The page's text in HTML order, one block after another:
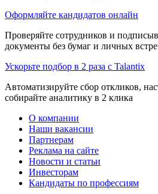
Оформляйте кандидатов онлайн
Проверяйте сотрудников и
документы без бумаг и личных
Ускорьте подбор в 2 раза с Talantix
Автоматизируйте сбор откликов,
собирайте аналитику в 2 клика
О компании
Наши вакансии
Партнерам
Реклама на сайте
Новости и статьи
Инвесторам
Кандидаты по профессиям